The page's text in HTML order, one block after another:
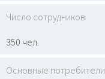
Число сотрудников
350 чел.
Основные потребители